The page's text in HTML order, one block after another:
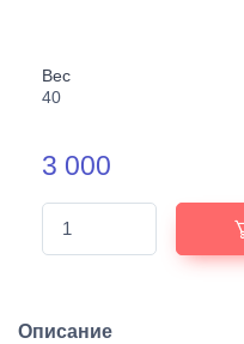
Вес
40
3 000
Описание